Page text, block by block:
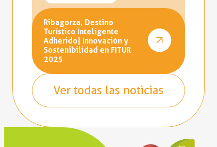
Ribagorza, Destino
Turístico Inteligente
Adherido| Innovación y
Sostenibilidad en FITUR
2025
Ver todas las noticias